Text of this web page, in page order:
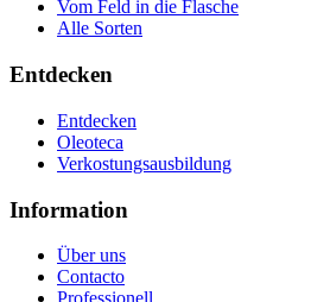
Vom Feld in die Flasche
Alle Sorten
Entdecken
Entdecken
Oleoteca
Verkostungsausbildung
Information
Über uns
Contacto